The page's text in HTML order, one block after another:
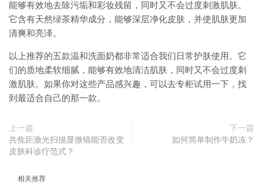
能够有效地去除污垢和彩妆残留，同时又不会过度刺激肌肤。
它含有天然绿茶精华成分，能够深层净化皮肤，并使肌肤更加
清爽和亮泽。
以上推荐的五款温和洗面奶都非常适合我们日常护肤使用。它
们的质地柔软细腻，能够有效地清洁肌肤，同时又不会过度刺
激肌肤。如果你对这些产品感兴趣，可以去专柜试用一下，找
到最适合自己的那一款。
上一篇
共焦距激光扫描显微镜能否改变
皮肤科诊疗范式？
下一篇
如何简单制作牛奶冻？
相关推荐